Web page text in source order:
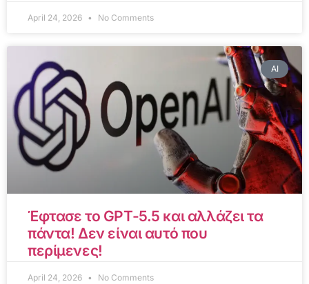
April 24, 2026 No Comments
AI
Έφτασε το GPT-5.5 και αλλάζει τα
πάντα! Δεν είναι αυτό που
περίμενες!
April 24, 2026 No Comments